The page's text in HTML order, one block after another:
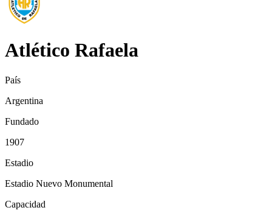
Atlético Rafaela
País
Argentina
Fundado
1907
Estadio
Estadio Nuevo Monumental
Capacidad